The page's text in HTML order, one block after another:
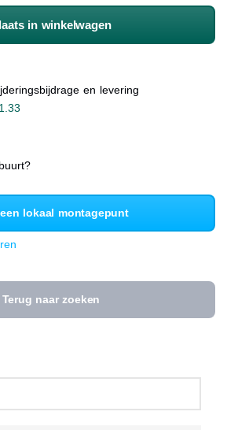
in winkelwagen
en levering
lokaal montagepunt
Terug naar zoeken